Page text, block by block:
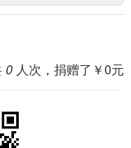
0 人次，捐赠了￥0元